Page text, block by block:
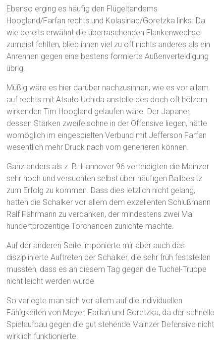
Ebenso erging es häufig den Flügeltandems
Hoogland/Farfan rechts und Kolasinac/Goretzka links. Da
wie bereits erwähnt die überraschenden Flankenwechsel
zumeist fehlten, blieb ihnen viel zu oft nichts anderes als ein
Anrennen gegen eine bestens formierte Außenverteidigung
übrig.
Müßig wäre es hier darüber nachzusinnen, wie es vor allem
auf rechts mit Atsuto Uchida anstelle des doch oft hölzern
wirkenden Tim Hoogland gelaufen wäre. Der Japaner,
dessen Stärken zweifelsohne in der Offensive liegen, hätte
womöglich im eingespielten Verbund mit Jefferson Farfan
wesentlich mehr Druck nach vorn generieren können.
Ganz anders als z. B. Hannover 96 verteidigten die Mainzer
sehr hoch und versuchten selbst über häufigen Ballbesitz
zum Erfolg zu kommen. Dass dies letzlich nicht gelang,
hatten die Schalker vor allem dem exzellenten Schlußmann
Ralf Fährmann zu verdanken, der mindestens zwei Mal
hundertprozentige Torchancen zunichte machte.
Auf der anderen Seite imponierte mir aber auch das
disziplinierte Auftreten der Schalker, die sehr früh feststellen
mussten, dass es an diesem Tag gegen die Tuchel-Truppe
nicht leicht werden würde.
So verlegte man sich vor allem auf die individuellen
Fähigkeiten von Meyer, Farfan und Goretzka, da der schnelle
Spielaufbau gegen die gut stehende Mainzer Defensive nicht
wirklich funktionierte.